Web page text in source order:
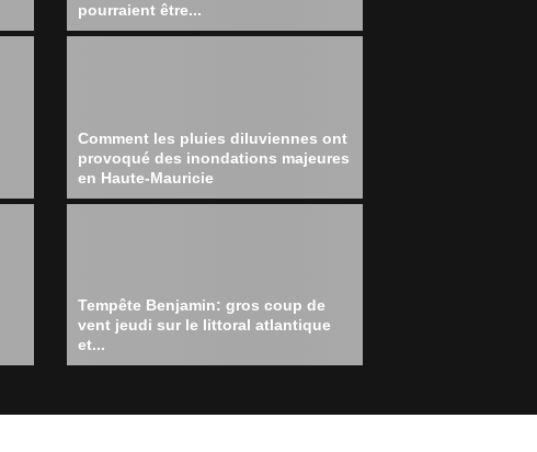
pourraient être...
Comment les pluies diluviennes ont
provoqué des inondations majeures
en Haute-Mauricie
Tempête Benjamin: gros coup de
vent jeudi sur le littoral atlantique
et...